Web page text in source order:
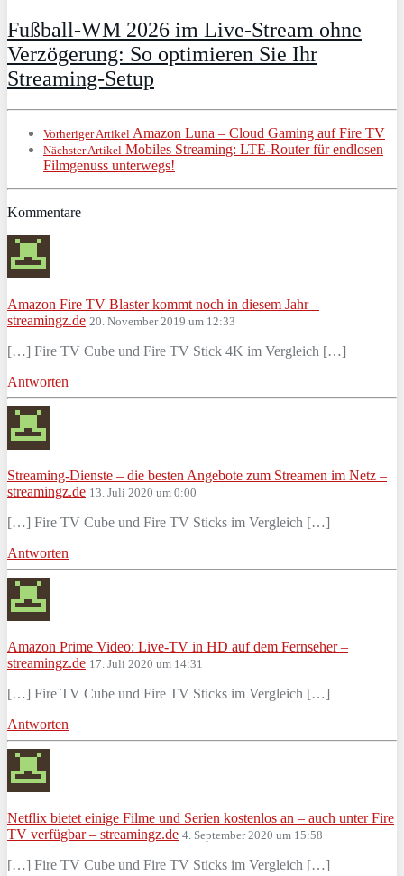
Fußball-WM 2026 im Live-Stream ohne
Verzögerung: So optimieren Sie Ihr
Streaming-Setup
Vorheriger Artikel Amazon Luna – Cloud Gaming auf Fire TV
Nächster Artikel Mobiles Streaming: LTE-Router für endlosen
Filmgenuss unterwegs!
Kommentare
Amazon Fire TV Blaster kommt noch in diesem Jahr –
streamingz.de 20. November 2019 um 12:33
[…] Fire TV Cube und Fire TV Stick 4K im Vergleich […]
Antworten
Streaming-Dienste – die besten Angebote zum Streamen im Netz –
streamingz.de 13. Juli 2020 um 0:00
[…] Fire TV Cube und Fire TV Sticks im Vergleich […]
Antworten
Amazon Prime Video: Live-TV in HD auf dem Fernseher –
streamingz.de 17. Juli 2020 um 14:31
[…] Fire TV Cube und Fire TV Sticks im Vergleich […]
Antworten
Netflix bietet einige Filme und Serien kostenlos an – auch unter Fire
TV verfügbar – streamingz.de 4. September 2020 um 15:58
[…] Fire TV Cube und Fire TV Sticks im Vergleich […]